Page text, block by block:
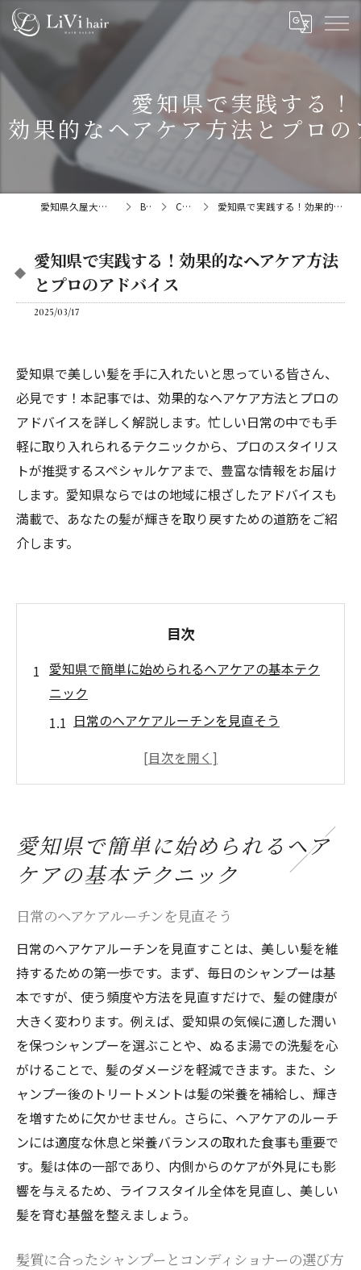
愛知県で実践する！
効果的なヘアケア方法とプロ
愛知県久屋大通の美容院ならLiVi hair BLOG COLUMN 愛知県で実践する！効果的なヘアケア方法とプロのアドバイス
愛知県で実践する！効果的なヘアケア方法
とプロのアドバイス
2025/03/17
愛知県で美しい髪を手に入れたいと思っている皆さん、
必見です！本記事では、効果的なヘアケア方法とプロの
アドバイスを詳しく解説します。忙しい日常の中でも手
軽に取り入れられるテクニックから、プロのスタイリス
トが推奨するスペシャルケアまで、豊富な情報をお届け
します。愛知県ならではの地域に根ざしたアドバイスも
満載で、あなたの髪が輝きを取り戻すための道筋をご紹
介します。
目次
愛知県で簡単に始められるヘアケアの基本テク
ニック
日常のヘアケアルーチンを見直そう
髪質に合ったシャンプーとコンディショナ
愛知県の水質に合わせた洗髪のコツ
毎日のヘアケアにプラスしたい自然派アイ
テム
プロが推奨するヘアケア製品の選び方
サロンで教わる髪の乾かし方の基本
スタイリストがおすすめするヘアケアアイ
テム
髪のダメージを最小限に抑えるカラーリン
グ方法
プロから学ぶ日常ヘアケアのポイント
愛知県のプロが教える髪を美しく保つ秘訣
愛知県独特の気候に合ったヘアケア方法とは
湿気の多い季節の髪のケア法
冬の乾燥対策に役立つヘアケア
愛知県の気候に合ったヘアスタイルの提案
愛知県で簡単に始められるヘア
ケアの基本テクニック
日常のヘアケアルーチンを見直そう
日常のヘアケアルーチンを見直すことは、美しい髪を維
持するための第一歩です。まず、毎日のシャンプーは基
本ですが、使う頻度や方法を見直すだけで、髪の健康が
大きく変わります。例えば、愛知県の気候に適した潤い
を保つシャンプーを選ぶことや、ぬるま湯での洗髪を心
がけることで、髪のダメージを軽減できます。また、シ
ャンプー後のトリートメントは髪の栄養を補給し、輝き
を増すために欠かせません。さらに、ヘアケアのルーチ
ンには適度な休息と栄養バランスの取れた食事も重要で
す。髪は体の一部であり、内側からのケアが外見にも影
響を与えるため、ライフスタイル全体を見直し、美しい
髪を育む基盤を整えましょう。
髪質に合ったシャンプーとコンディショナーの選び方